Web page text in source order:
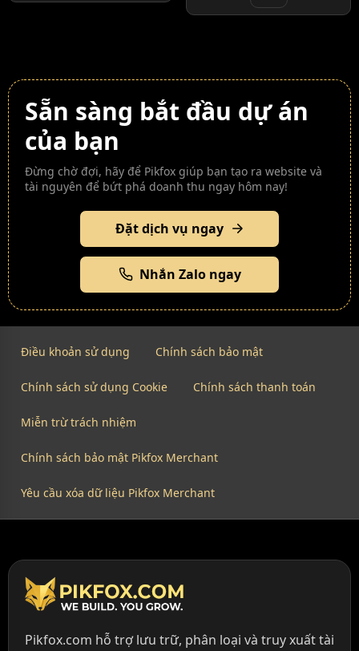
Sẵn sàng bắt đầu dự án
của bạn
Đừng chờ đợi, hãy để Pikfox giúp bạn tạo ra website và
tài nguyên để bứt phá doanh thu ngay hôm nay!
Đặt dịch vụ ngay
Nhắn Zalo ngay
Điều khoản sử dụng Chính sách bảo mật
Chính sách sử dụng Cookie Chính sách thanh toán
Miễn trừ trách nhiệm
Chính sách bảo mật Pikfox Merchant
Yêu cầu xóa dữ liệu Pikfox Merchant
Pikfox.com hỗ trợ lưu trữ, phân loại và truy xuất tài